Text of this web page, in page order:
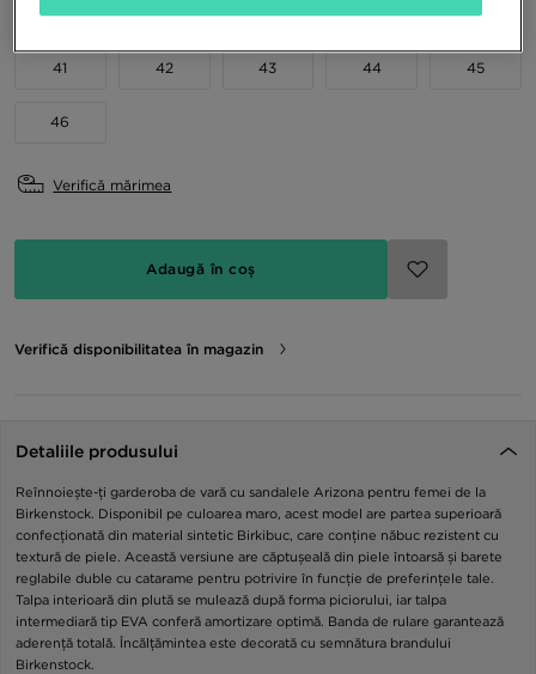
41 42 43 44 45
46
Verifică mărimea
Adaugă în coș
Verifică disponibilitatea în magazin
Detaliile produsului
Reînnoiește-ți garderoba de vară cu sandalele Arizona pentru femei de la
Birkenstock. Disponibil pe culoarea maro, acest model are partea superioară
confecționată din material sintetic Birkibuc, care conține năbuc rezistent cu
textură de piele. Această versiune are căptușeală din piele întoarsă și barete
reglabile duble cu catarame pentru potrivire în funcție de preferințele tale.
Talpa interioară din plută se mulează după forma piciorului, iar talpa
intermediară tip EVA conferă amortizare optimă. Banda de rulare garantează
aderență totală. Încălțămintea este decorată cu semnătura brandului
Birkenstock.